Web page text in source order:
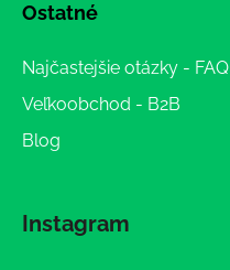
Ostatné
Najčastejšie otázky - FAQ
Veľkoobchod - B2B
Blog
Instagram